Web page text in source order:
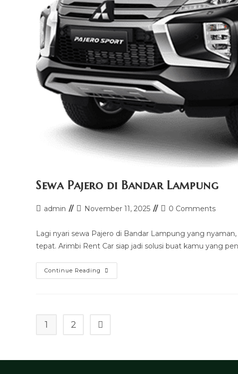
Sewa Pajero di Bandar Lampung
Postadmin
Post
modified:
November 11, 2025
Post0 Comments
Lagi nyari sewa Pajero di Bandar Lampung yang
tepat. Arimbi Rent Car siap jadi solusi buat kamu yang
Continue Reading Sewa
Pajero
1 2 Go to the next page